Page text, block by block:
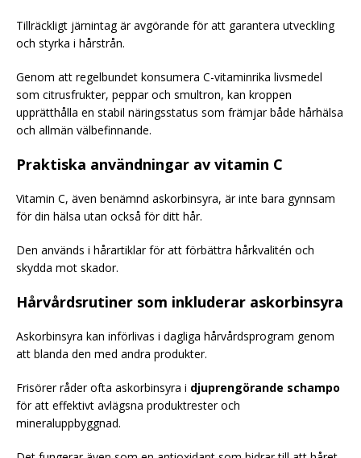
Tillräckligt järnintag är avgörande för att garantera utveckling
och styrka i hårstrån.
Genom att regelbundet konsumera C-vitaminrika livsmedel
som citrusfrukter, peppar och smultron, kan kroppen
upprätthålla en stabil näringsstatus som främjar både hårhälsa
och allmän välbefinnande.
Praktiska användningar av vitamin C
Vitamin C, även benämnd askorbinsyra, är inte bara gynnsam
för din hälsa utan också för ditt hår.
Den används i hårartiklar för att förbättra hårkvalitén och
skydda mot skador.
Hårvårdsrutiner som inkluderar askorbinsyra
Askorbinsyra kan införlivas i dagliga hårvårdsprogram genom
att blanda den med andra produkter.
Frisörer råder ofta askorbinsyra i djuprengörande schampo
för att effektivt avlägsna produktrester och
mineraluppbyggnad.